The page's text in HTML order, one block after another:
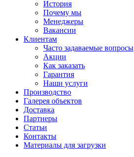
История
Почему мы
Менеджеры
Вакансии
Клиентам
Часто задаваемые вопросы
Акции
Как заказать
Гарантия
Наши услуги
Производство
Галерея объектов
Доставка
Партнеры
Статьи
Контакты
Материалы для загрузки